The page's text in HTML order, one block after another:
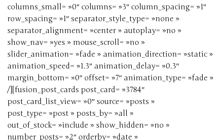
columns_small= »0″ columns= »3″ column_spacing= »1″
row_spacing= »1″ separator_style_type= »none »
separator_alignment= »center » autoplay= »no »
show_nav= »yes » mouse_scroll= »no »
slider_animation= »fade » animation_direction= »static »
animation_speed= »1.3″ animation_delay= »0.3″
margin_bottom= »0″ offset= »7″ animation_type= »fade »
/][fusion_post_cards post_card= »3784″
post_card_list_view= »0″ source= »posts »
post_type= »post » posts_by= »all »
out_of_stock= »include » show_hidden= »no »
number_posts= »2″ orderby= »date »